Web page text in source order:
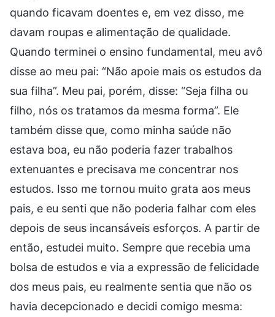
quando ficavam doentes e, em vez disso, me
davam roupas e alimentação de qualidade.
Quando terminei o ensino fundamental, meu avô
disse ao meu pai: “Não apoie mais os estudos da
sua filha”. Meu pai, porém, disse: “Seja filha ou
filho, nós os tratamos da mesma forma”. Ele
também disse que, como minha saúde não
estava boa, eu não poderia fazer trabalhos
extenuantes e precisava me concentrar nos
estudos. Isso me tornou muito grata aos meus
pais, e eu senti que não poderia falhar com eles
depois de seus incansáveis esforços. A partir de
então, estudei muito. Sempre que recebia uma
bolsa de estudos e via a expressão de felicidade
dos meus pais, eu realmente sentia que não os
havia decepcionado e decidi comigo mesma: